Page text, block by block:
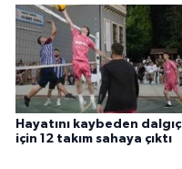
Hayatını kaybeden dalgıç
için 12 takım sahaya çıktı